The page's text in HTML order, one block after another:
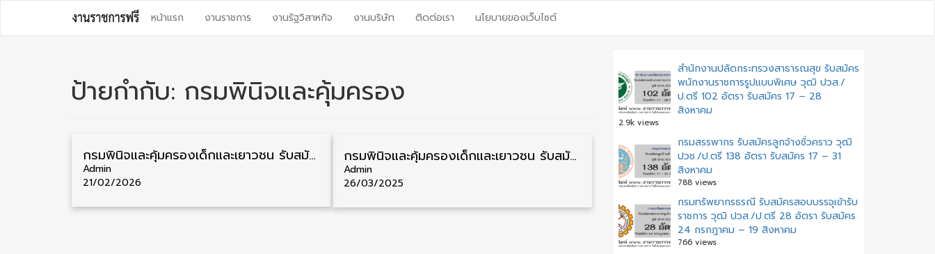
content
หน้าแรก งานราชการ งานรัฐวิสาหกิจ งานบริษัท ติดต่อเรา นโยบายของเว็บไซต์
ป้ายกำกับ: กรมพินิจและคุ้มครอง
กรมพินิจและคุ้มครองเด็กและเยาวชน รับสมัครสอบบรรจุเข้ารับราชการ วุฒิ ปวส./ป.ตรี 14 อัตรา รับสมัคร 25 กุมภาพันธ์ – 18 มีนาคม
Admin
21/02/2026
กรมพินิจและคุ้มครองเด็กและเยาวชน รับสมัครสอบบรรจุเข้ารับราชการ วุฒิ ป.ตรี 18 อัตรา รับสมัคร 4 – 29 เมษายน
Admin
26/03/2025
สำนักงานปลัดกระทรวงสาธารณสุข รับสมัคร
พนักงานราชการรูปแบบพิเศษ วุฒิ ปวส./
ป.ตรี 102 อัตรา รับสมัคร 17 – 28
สิงหาคม
2.9k views
กรมสรรพากร รับสมัครลูกจ้างชั่วคราว วุฒิ
ปวช./ป.ตรี 138 อัตรา รับสมัคร 17 – 31
สิงหาคม
788 views
กรมทรัพยากรธรณี รับสมัครสอบบรรจุเข้ารับ
ราชการ วุฒิ ปวส./ป.ตรี 28 อัตรา รับสมัคร
24 กรกฎาคม – 19 สิงหาคม
766 views